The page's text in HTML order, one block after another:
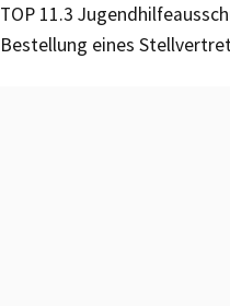
TOP 11.3
Bestellung eines